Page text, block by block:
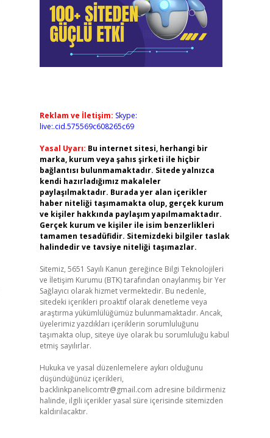
Reklam ve İletişim: Skype:
live:.cid.575569c608265c69
Yasal Uyarı: Bu internet sitesi, herhangi bir
marka, kurum veya şahıs şirketi ile hiçbir
bağlantısı bulunmamaktadır. Sitede yalnızca
kendi hazırladığımız makaleler
paylaşılmaktadır. Burada yer alan içerikler
haber niteliği taşımamakta olup, gerçek kurum
ve kişiler hakkında paylaşım yapılmamaktadır.
Gerçek kurum ve kişiler ile isim benzerlikleri
tamamen tesadüfidir. Sitemizdeki bilgiler taslak
halindedir ve tavsiye niteliği taşımazlar.
Sitemiz, 5651 Sayılı Kanun gereğince Bilgi Teknolojileri
ve İletişim Kurumu (BTK) tarafından onaylanmış bir Yer
Sağlayıcı olarak hizmet vermektedir. Bu nedenle,
sitedeki içerikleri proaktif olarak denetleme veya
araştırma yükümlülüğümüz bulunmamaktadır. Ancak,
üyelerimiz yazdıkları içeriklerin sorumluluğunu
taşımakta olup, siteye üye olarak bu sorumluluğu kabul
etmiş sayılırlar.
Hukuka ve yasal düzenlemelere aykırı olduğunu
düşündüğünüz içerikleri,
backlinkpanelicomtr@gmail.com adresine bildirmeniz
halinde, ilgili içerikler yasal süre içerisinde sitemizden
kaldırılacaktır.